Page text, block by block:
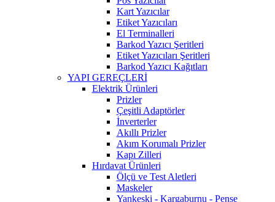
Kart Yazıcılar
Etiket Yazıcıları
El Terminalleri
Barkod Yazıcı Şeritleri
Etiket Yazıcıları Şeritleri
Barkod Yazıcı Kağıtları
YAPI GEREÇLERİ
Elektrik Ürünleri
Prizler
Çeşitli Adaptörler
İnverterler
Akıllı Prizler
Akım Korumalı Prizler
Kapı Zilleri
Hırdavat Ürünleri
Ölçü ve Test Aletleri
Maskeler
Yankeski - Kargaburnu - Pense